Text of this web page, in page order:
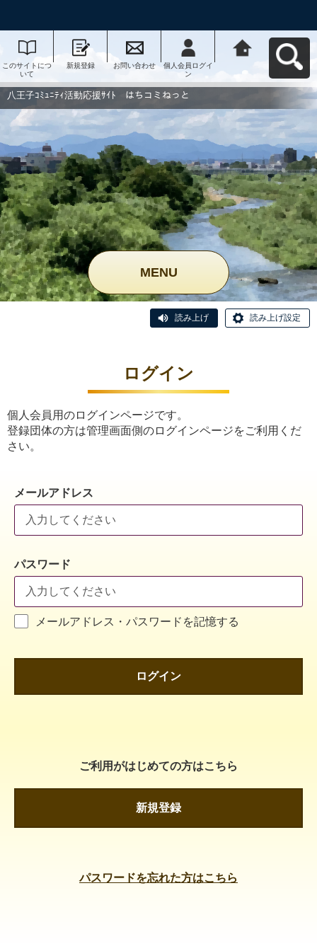
このサイトにつ
いて
新規登録 お問い合わせ
個人会員ログイ
ン
動応援ｻｲﾄ はち
コミねっとへ戻
八王子ｺﾐｭﾆﾃｨ活動応援ｻｲﾄ はちコミねっと
MENU
読み上げ 読み上げ設定
ログイン
個人会員用のログインページです。
登録団体の方は管理画面側のログインページをご利用くだ
さい。
メールアドレス
パスワード
メールアドレス・パスワードを記憶する
ログイン
ご利用がはじめての方はこちら
新規登録
パスワードを忘れた方はこちら